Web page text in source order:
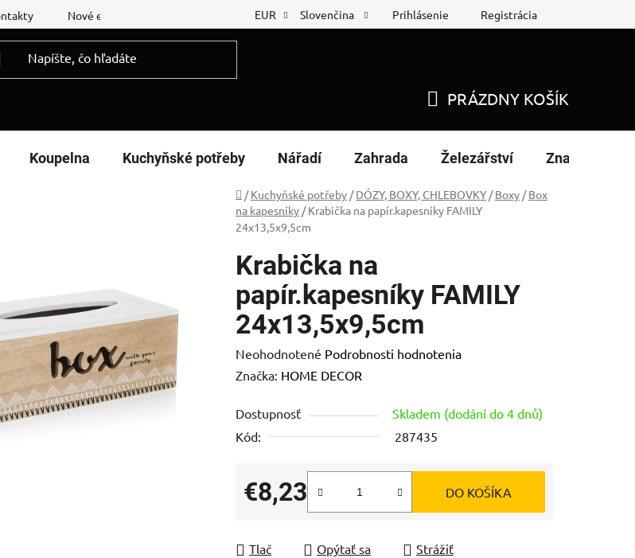
Nové energetické štítky Reklamační protokol Nákup na splátky
EUR Slovenčina Prihlásenie Registrácia
KOŠÍK
PRÁZDNY KOŠÍK
Koupelna Kuchyňské potřeby Nářadí Zahrada Železářství Značky
Domov
/ Kuchyňské potřeby / DÓZY, BOXY, CHLEBOVKY / Boxy / Box
na kapesníky / Krabička na papír.kapesníky FAMILY
24x13,5x9,5cm
Krabička na
papír.kapesníky FAMILY
24x13,5x9,5cm
Priemerné
hodnotenie
je
0,0
hviezdičiek.
Neohodnotené Podrobnosti hodnotenia
Značka: HOME DECOR
Dostupnosť
Skladem (dodání do 4 dnů)
Kód:
287435
€8,23
Jednotková cena:
DO KOŠÍKA
Tlač Opýtať sa
Strážiť